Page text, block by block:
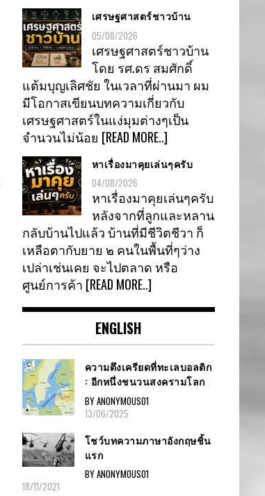
เศรษฐศาสตร์ชาวบ้าน
05/08/2026
เศรษฐศาสตร์ชาวบ้าน
โดย รศ.ดร สมศักดิ์
แต้มบุญเลิศชัย ในเวลาที่ผ่านมา ผม
มีโอกาสเขียนบทความเกี่ยวกับ
เศรษฐศาสตร์ในแง่มุมต่างๆเป็น
จำนวนไม่น้อย [READ MORE..]
หาเรื่องมาคุยเล่นๆครับ
04/08/2026
หาเรื่องมาคุยเล่นๆครับ
หลังจากที่ลูกและหลาน
กลับบ้านไปแล้ว บ้านที่มีชีวิตชีวา ก็
เหลือตากับยาย ๒ คนในพื้นที่ๆว่าง
เปล่าเช่นเคย จะไปตลาด หรือ
ศูนย์การค้า [READ MORE..]
ENGLISH
ความตึงเครียดที่ทะเลบอลติก
: อีกหนึ่งชนวนสงครามโลก
BY ANONYMOUS01
13/06/2025
โชว์บทความภาษาอังกฤษชิ้น
แรก
BY ANONYMOUS01
18/11/2021